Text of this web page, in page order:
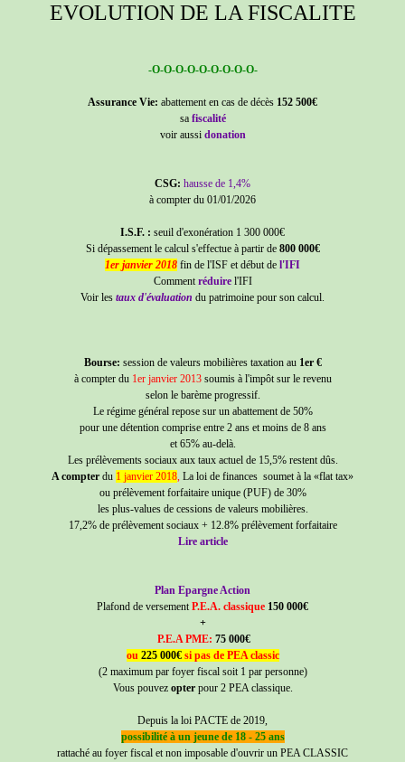
EVOLUTION DE LA FISCALITE
-O-O-O-O-O-O-O-O-O-
Assurance Vie: abattement en cas de décès 152 500€
sa fiscalité
voir aussi donation
CSG: hausse de 1,4%
à compter du 01/01/2026
I.S.F. : seuil d'exonération 1 300 000€
Si dépassement le calcul s'effectue à partir de 800 000€
1er janvier 2018 fin de l'ISF et début de l'IFI
Commentréduirel'IFI
Voir les taux d'évaluation du patrimoine pour son calcul.
Bourse: session de valeurs mobilières taxation au 1er €
à compter du 1er janvier 2013soumis à l'impôt sur le revenu
selon le barème progressif.
Le régime général repose sur un abattement de 50%
pour une détention comprise entre 2 ans et moins de 8 ans
et 65% au-delà.
Les prélèvements sociaux aux taux actuel de 15,5% restent dûs.
A compter du 1 janvier 2018, La loi de finances soumet à la «flat tax»
ou prélèvement forfaitaire unique (PUF) de 30%
les plus-values de cessions de valeurs mobilières.
17,2% de prélèvement sociaux + 12.8% prélèvement forfaitaire
Lire article
Plan Epargne Action
Plafond de versementP.E.A. classique 150 000€
+
P.E.A PME: 75 000€
ou225 000€ si pas de PEA classic
(2 maximum par foyer fiscal soit 1 par personne)
Vous pouvez opterpour 2 PEA classique.
Depuis la loi PACTE de 2019,
possibilité à un jeune de 18 - 25 ans
rattaché au foyer fiscal et non imposable d'ouvrir un PEA CLASSIC